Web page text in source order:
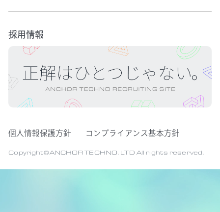
採用情報
個人情報保護方針 コンプライアンス基本方針
Copyright©ANCHOR TECHNO. LTD All rights reserved.